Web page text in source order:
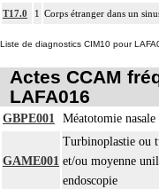
T17.0 1 Corps étranger dans un
Liste de diagnostics CIM10 pour
Actes CCAM
LAFA016
GBPE001 Méatotomie
GAME001
Turbinoplastie ou
et/ou moyenne
endoscopie